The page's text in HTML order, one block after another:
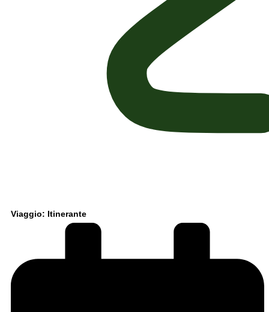
Viaggio: Itinerante